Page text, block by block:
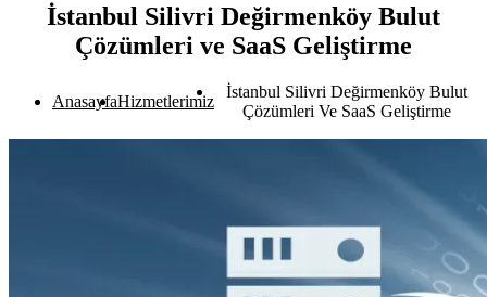
İstanbul Silivri Değirmenköy Bulut
Çözümleri ve SaaS Geliştirme
AnasayfaHizmetlerimiz
İstanbul Silivri Değirmenköy Bulut
Çözümleri Ve SaaS Geliştirme